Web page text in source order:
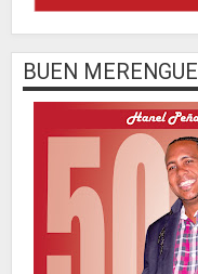
BUEN MERENGUE